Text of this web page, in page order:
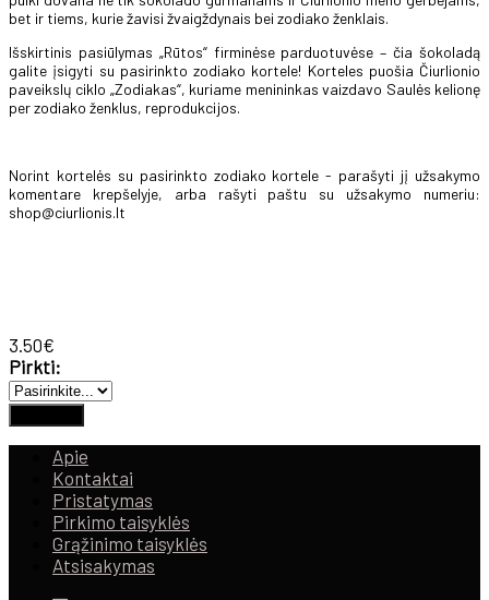
bet ir tiems, kurie žavisi žvaigždynais bei zodiako ženklais.
Išskirtinis pasiūlymas „Rūtos“ firminėse parduotuvėse – čia šokoladą
galite įsigyti su pasirinkto zodiako kortele! Korteles puošia Čiurlionio
paveikslų ciklo „Zodiakas“, kuriame menininkas vaizdavo Saulės kelionę
per zodiako ženklus, reprodukcijos.
Norint kortelės su pasirinkto zodiako kortele - parašyti jį užsakymo
komentare krepšelyje, arba rašyti paštu su užsakymo numeriu:
shop@ciurlionis.lt
3.50€
Pirkti:
Apie
Kontaktai
Pristatymas
Pirkimo taisyklės
Grąžinimo taisyklės
Atsisakymas